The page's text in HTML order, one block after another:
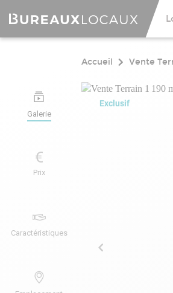
Galerie
Prix
Caractéristiques
Accueil Vente
Exclusif